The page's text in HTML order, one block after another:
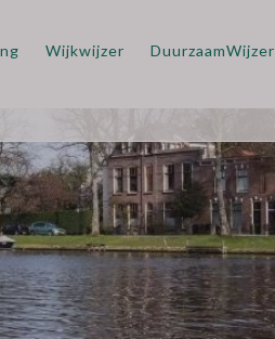
Wijkwijzer DuurzaamWijzer